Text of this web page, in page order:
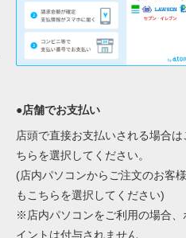
●店舗でお支払い
店頭で直接お支払いされる場合は
ちらを選択してください。
(店内パソコンからご注文のお客様
もこちらを選択してください)
※店内パソコンをご利用の場合、
イントは付与されません